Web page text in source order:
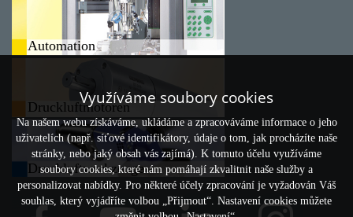
Automation
Druckluftmotoren
Druckluftwerkzeuge
Využíváme soubory cookies
Na našem webu získáváme, ukládáme a zpracováváme informace o jeho
uživatelích (např. síťové identifikátory, údaje o tom, jak procházíte naše
stránky, nebo jaký obsah vás zajímá). K tomuto účelu využíváme
soubory cookies, které nám pomáhají zkvalitnit naše služby a
personalizovat nabídky. Pro některé účely zpracování je vyžadován Váš
souhlas, který vyjádříte volbou „Přijmout“. Nastavení cookies můžete